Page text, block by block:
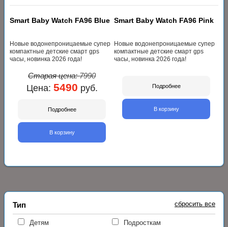
Smart Baby Watch FA96 Blue
Новые водонепроницаемые супер
компактные детские смарт gps
часы, новинка 2026 года!
Старая цена:7990
Цена: 5490 руб.
Подробнее
В корзину
Smart Baby Watch FA96 Pink
Новые водонепроницаемые супер
компактные детские смарт gps
часы, новинка 2026 года!
Подробнее
В корзину
сбросить все
Тип
Детям
Подросткам